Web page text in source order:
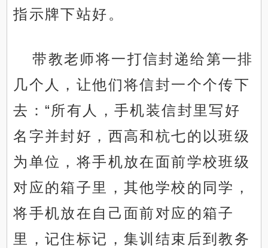
指示牌下站好。
带教老师将一打信封递给第一排
几个人，让他们将信封一个个传下
去：“所有人，手机装信封里写好
名字并封好，西高和杭七的以班级
为单位，将手机放在面前学校班级
对应的箱子里，其他学校的同学，
将手机放在自己面前对应的箱子
里，记住标记，集训结束后到教务